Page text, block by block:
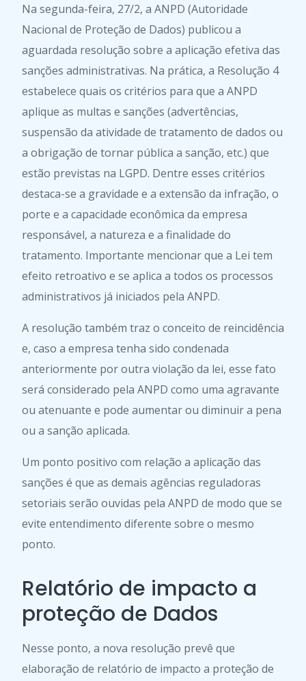
Na segunda-feira, 27/2, a ANPD (Autoridade
Nacional de Proteção de Dados) publicou a
aguardada resolução sobre a aplicação efetiva das
sanções administrativas. Na prática, a Resolução 4
estabelece quais os critérios para que a ANPD
aplique as multas e sanções (advertências,
suspensão da atividade de tratamento de dados ou
a obrigação de tornar pública a sanção, etc.) que
estão previstas na LGPD. Dentre esses critérios
destaca-se a gravidade e a extensão da infração, o
porte e a capacidade econômica da empresa
responsável, a natureza e a finalidade do
tratamento. Importante mencionar que a Lei tem
efeito retroativo e se aplica a todos os processos
administrativos já iniciados pela ANPD.
A resolução também traz o conceito de reincidência
e, caso a empresa tenha sido condenada
anteriormente por outra violação da lei, esse fato
será considerado pela ANPD como uma agravante
ou atenuante e pode aumentar ou diminuir a pena
ou a sanção aplicada.
Um ponto positivo com relação a aplicação das
sanções é que as demais agências reguladoras
setoriais serão ouvidas pela ANPD de modo que se
evite entendimento diferente sobre o mesmo
ponto.
Relatório de impacto a
proteção de Dados
Nesse ponto, a nova resolução prevê que
elaboração de relatório de impacto a proteção de